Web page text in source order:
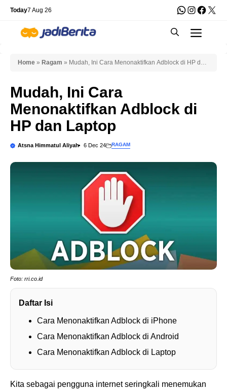
Skip
content
Today7 Aug 26 WhatsApp
X
Home » Ragam » Mudah, Ini Cara Menonaktifkan Adblock di HP dan
Mudah, Ini Cara
Menonaktifkan Adblock di
HP dan Laptop
Atsna Himmatul Aliyah 6 Dec 24 RAGAM
Foto: rri.co.id
Daftar Isi
Cara Menonaktifkan Adblock di iPhone
Cara Menonaktifkan Adblock di Android
Cara Menonaktifkan Adblock di Laptop
Kita sebagai pengguna internet seringkali menemukan